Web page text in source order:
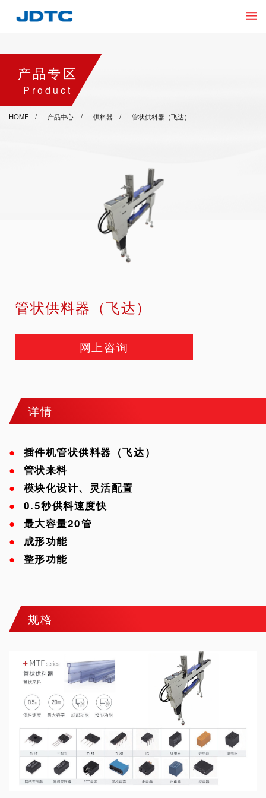
产品专区
Product
HOME 产品中心 供料器 管状供料器（飞达）
管状供料器（飞达）
网上咨询
详情
● 插件机管状供料器（飞达）
● 管状来料
● 模块化设计、灵活配置
● 0.5秒供料速度快
● 最大容量20管
● 成形功能
● 整形功能
规格